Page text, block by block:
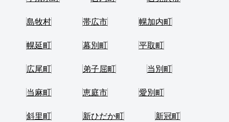
島牧村 帯広市 幌加内町
幌延町 幕別町 平取町
広尾町 弟子屈町 当別町
当麻町 恵庭市 愛別町
斜里町 新ひだか町 新冠町